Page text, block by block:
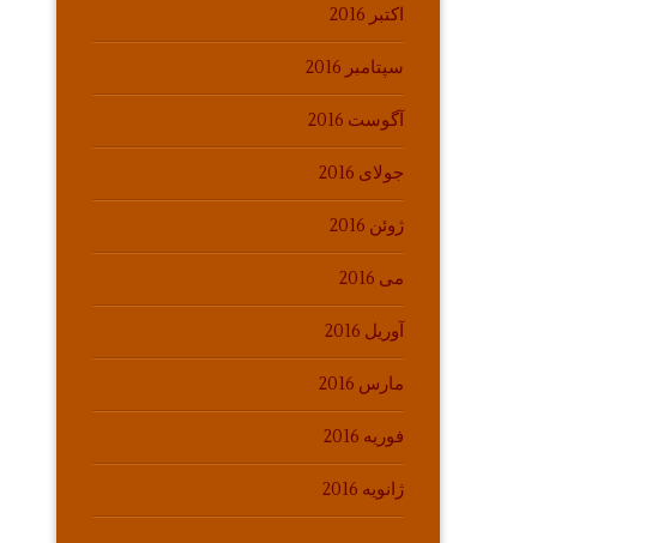
اکتبر 2016
سپتامبر 2016
آگوست 2016
جولای 2016
ژوئن 2016
می 2016
آوریل 2016
مارس 2016
فوریه 2016
ژانویه 2016